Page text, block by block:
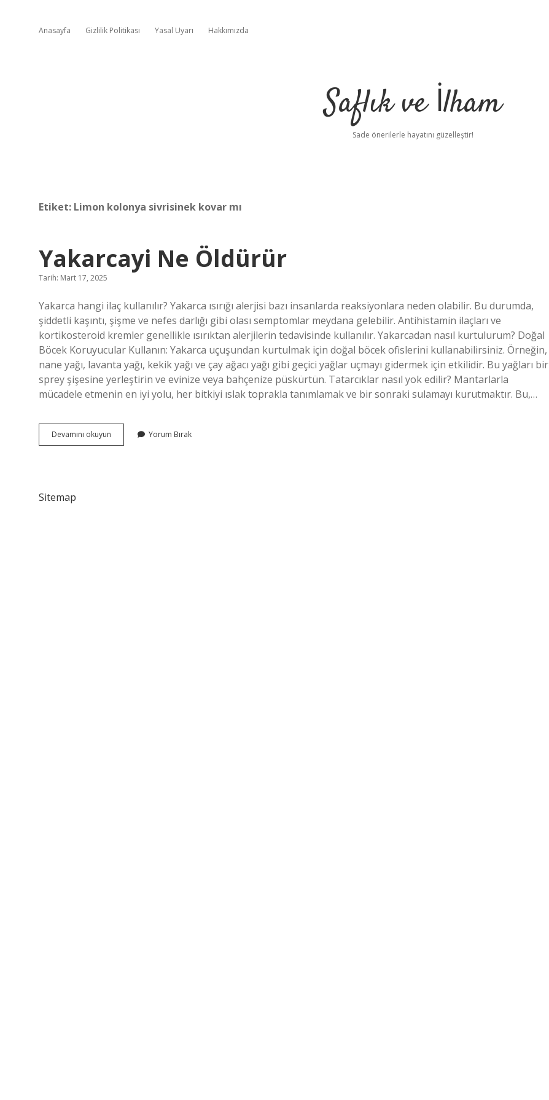
Anasayfa Gizlilik Politikası Yasal Uyarı Hakkımızda
Saflık ve İlham
Sade önerilerle hayatını güzelleştir!
Etiket: Limon kolonya sivrisinek kovar mı
Yakarcayi Ne Öldürür
Tarih: Mart 17, 2025
Yakarca hangi ilaç kullanılır? Yakarca ısırığı alerjisi bazı insanlarda reaksiyonlara neden olabilir. Bu durumda,
şiddetli kaşıntı, şişme ve nefes darlığı gibi olası semptomlar meydana gelebilir. Antihistamin ilaçları ve
kortikosteroid kremler genellikle ısırıktan alerjilerin tedavisinde kullanılır. Yakarcadan nasıl kurtulurum? Doğal
Böcek Koruyucular Kullanın: Yakarca uçuşundan kurtulmak için doğal böcek ofislerini kullanabilirsiniz. Örneğin,
nane yağı, lavanta yağı, kekik yağı ve çay ağacı yağı gibi geçici yağlar uçmayı gidermek için etkilidir. Bu yağları bir
sprey şişesine yerleştirin ve evinize veya bahçenize püskürtün. Tatarcıklar nasıl yok edilir? Mantarlarla
mücadele etmenin en iyi yolu, her bitkiyi ıslak toprakla tanımlamak ve bir sonraki sulamayı kurutmaktır. Bu,…
Devamını okuyun Yakarcayi
Ne
Yorum Bırak
Sitemap